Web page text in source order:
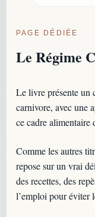
PAGE DÉDIÉE
Le Régime
Le livre présente un
carnivore, avec une
ce cadre alimentaire
Comme les autres
repose sur un vrai
des recettes, des
l’emploi pour éviter